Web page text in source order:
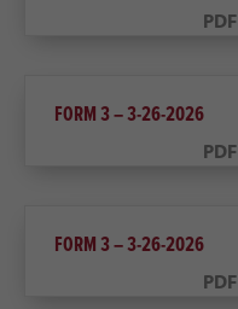
PDF
FORM 3 – 3-26-2026
PDF
FORM 3 – 3-26-2026
PDF